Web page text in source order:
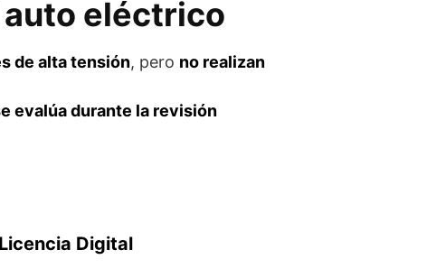
eléctrico
de alta tensión, pero no realizan
evalúa durante la revisión
Licencia Digital